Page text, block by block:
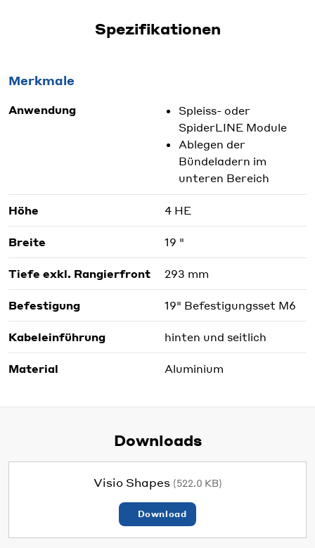
Spezifikationen
Merkmale
Anwendung
Spleiss- oder
SpiderLINE Module
Ablegen der
Bündeladern im
unteren Bereich
Höhe 4 HE
Breite 19 "
Tiefe exkl. Rangierfront 293 mm
Befestigung 19" Befestigungsset M6
Kabeleinführung hinten und seitlich
Material Aluminium
Downloads
Visio Shapes (522.0 KB)
Download